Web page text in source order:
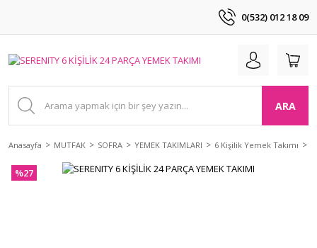
0(532) 012 18 09
ARA
Anasayfa MUTFAK SOFRA YEMEK TAKIMLARI 6 Kişilik Yemek Takımı
%27